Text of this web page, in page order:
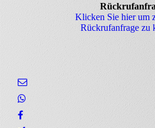
Klicken Sie hier um
Rückrufanfrage zu